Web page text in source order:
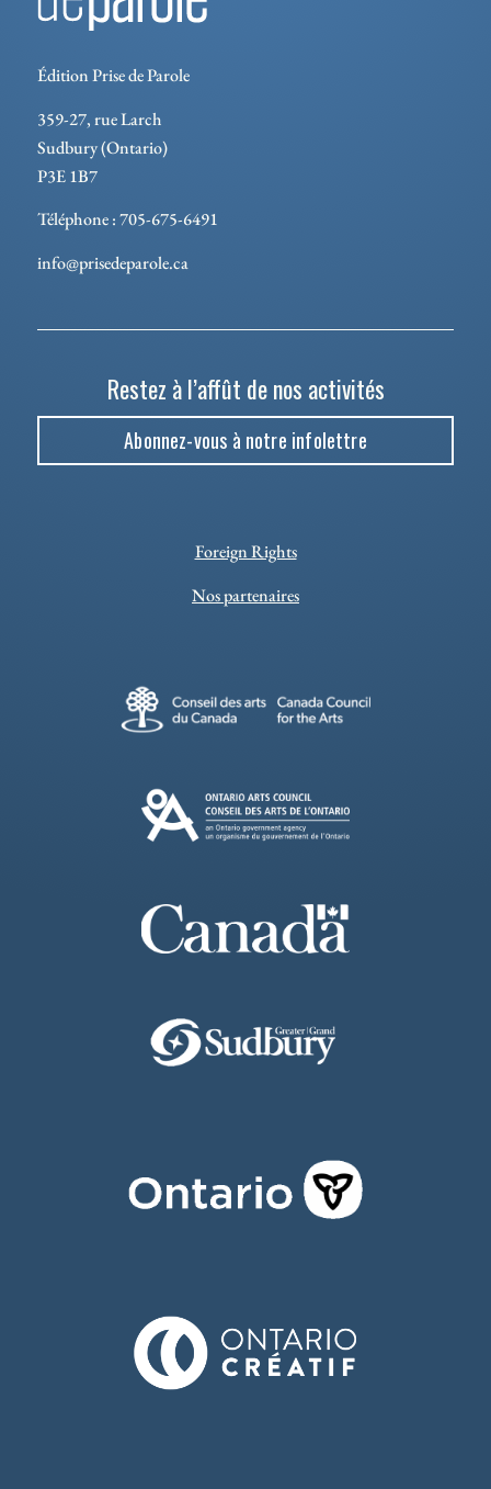
Édition Prise de Parole
359-27, rue Larch
Sudbury (Ontario)
P3E 1B7
Téléphone : 705-675-6491
info@prisedeparole.ca
Restez à l’affût de nos activités
Abonnez-vous à notre infolettre
Foreign Rights
Nos partenaires